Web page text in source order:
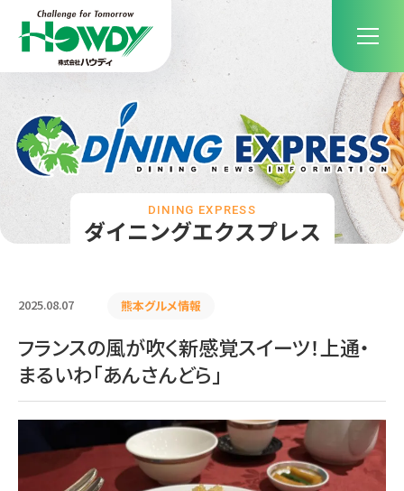
ダイニングエクスプレス
DINING EXPRESS
2025.08.07 熊本グルメ情報
フランスの風が吹く新感覚スイーツ！上通・
まるいわ「あんさんどら」